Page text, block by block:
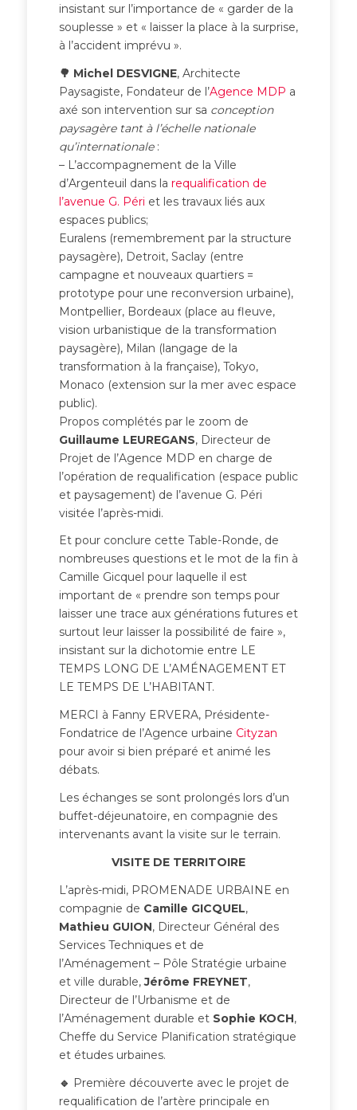
insistant sur l’importance de « garder de la
souplesse » et « laisser la place à la surprise,
à l’accident imprévu ».
🌳 Michel DESVIGNE, Architecte
Paysagiste, Fondateur de l’Agence MDP a
axé son intervention sur sa conception
paysagère tant à l’échelle nationale
qu’internationale:
– L’accompagnement de la Ville
d’Argenteuil dans la requalification de
l’avenue G. Péri et les travaux liés aux
espaces publics;
Euralens (remembrement par la structure
paysagère), Detroit, Saclay (entre
campagne et nouveaux quartiers =
prototype pour une reconversion urbaine),
Montpellier, Bordeaux (place au fleuve,
vision urbanistique de la transformation
paysagère), Milan (langage de la
transformation à la française), Tokyo,
Monaco (extension sur la mer avec espace
public).
Propos complétés par le zoom de
Guillaume LEUREGANS, Directeur de
Projet de l’Agence MDP en charge de
l’opération de requalification (espace public
et paysagement) de l’avenue G. Péri
visitée l’après-midi.
Et pour conclure cette Table-Ronde, de
nombreuses questions et le mot de la fin à
Camille Gicquel pour laquelle il est
important de « prendre son temps pour
laisser une trace aux générations futures et
surtout leur laisser la possibilité de faire »,
insistant sur la dichotomie entre LE
TEMPS LONG DE L’AMÉNAGEMENT ET
LE TEMPS DE L’HABITANT.
MERCI à Fanny ERVERA, Présidente-
Fondatrice de l’Agence urbaine Cityzan
pour avoir si bien préparé et animé les
débats.
Les échanges se sont prolongés lors d’un
buffet-déjeunatoire, en compagnie des
intervenants avant la visite sur le terrain.
VISITE DE TERRITOIRE
L’après-midi, PROMENADE URBAINE en
compagnie de Camille GICQUEL,
Mathieu GUION, Directeur Général des
Services Techniques et de
l’Aménagement – Pôle Stratégie urbaine
et ville durable,Jérôme FREYNET,
Directeur de l’Urbanisme et de
l’Aménagement durable et Sophie KOCH,
Cheffe du Service Planification stratégique
et études urbaines.
🔹 Première découverte avec le projet de
requalification de l’artère principale en